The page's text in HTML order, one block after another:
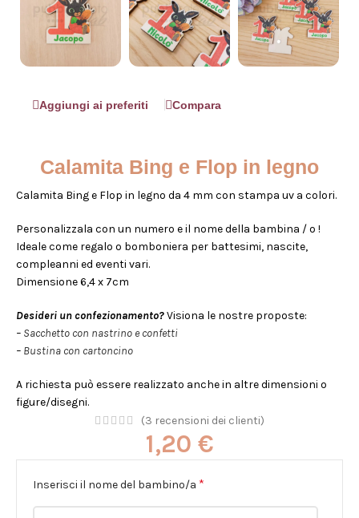
Aggiungi ai preferiti Compara
Calamita Bing e Flop in legno
Calamita Bing e Flop in legno da 4 mm con stampa uv a colori.
Personalizzala con un numero e il nome della bambina / o !
Ideale come regalo o bomboniera per battesimi, nascite,
compleanni ed eventi vari.
Dimensione 6,4 x 7cm
Desideri un confezionamento?Visiona le nostre proposte:
– Sacchetto con nastrino e confetti
– Bustina con cartoncino
A richiesta può essere realizzato anche in altre dimensioni o
figure/disegni.
(3 recensioni dei clienti)
1,20 €
Inserisci il nome del bambino/a *